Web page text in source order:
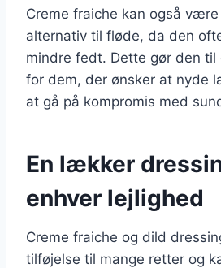
Creme fraiche kan også
alternativ til fløde, da den
mindre fedt. Dette gør den
for dem, der ønsker at nyde
at gå på kompromis med
En lækker
enhver lejlighed
Creme fraiche og dild
tilføjelse til mange retter og